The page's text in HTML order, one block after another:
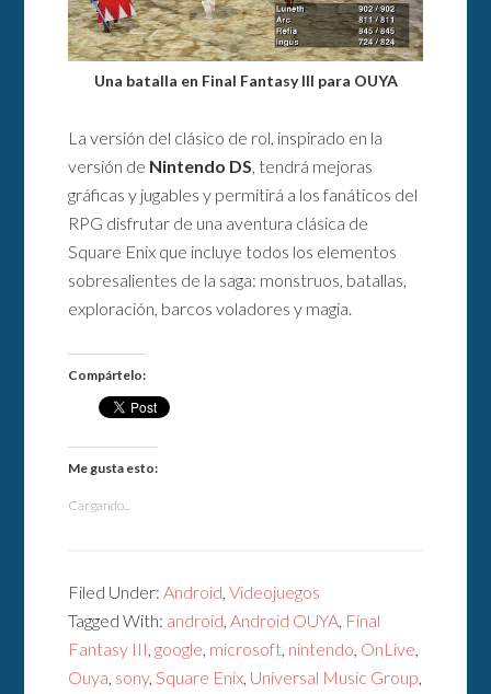
Una batalla en Final Fantasy III para OUYA
La versión del clásico de rol, inspirado en la
versión de Nintendo DS, tendrá mejoras
gráficas y jugables y permitirá a los fanáticos del
RPG disfrutar de una aventura clásica de
Square Enix que incluye todos los elementos
sobresalientes de la saga: monstruos, batallas,
exploración, barcos voladores y magia.
Compártelo:
Me gusta esto:
Cargando...
Filed Under:Android,Videojuegos
Tagged With: android,Android OUYA, Final
Fantasy III,google, microsoft, nintendo, OnLive,
Ouya, sony,Square Enix, Universal Music Group,